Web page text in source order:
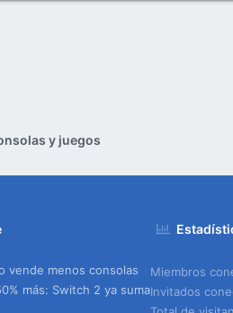
y juegos
vende menos consolas
más: Switch 2 ya suma
Miembros
Invitados